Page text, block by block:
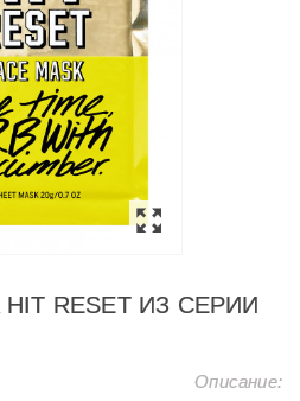
RESET ИЗ СЕРИИ
Описание: